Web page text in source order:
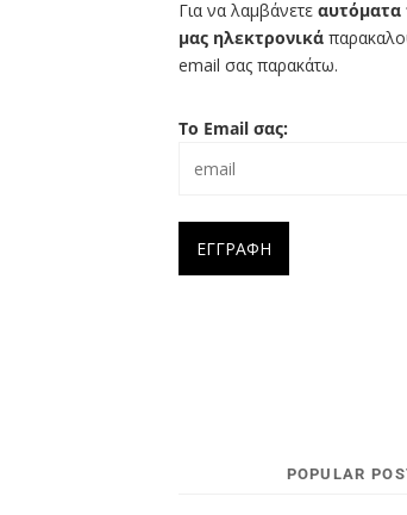
Για να λαμβάνετε αυτόματα
μας ηλεκτρονικά
email σας παρακάτω.
Το Email σας:
POPULAR